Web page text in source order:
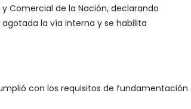
Comercial de la Nación, declarando
agotada la vía interna y se habilita
con los requisitos de fundamentación